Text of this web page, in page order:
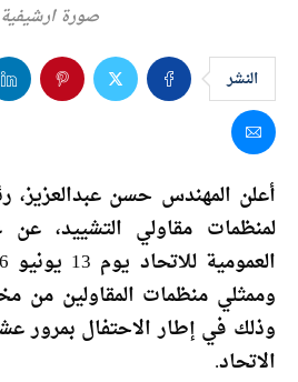
صورة ارشيفية
النشر
أعلن المهندس حسن عبدالعزيز،
لمنظمات مقاولي التشييد، عن
وممثلي منظمات المقاولين من
وذلك في إطار الاحتفال بمرور
الاتحاد.